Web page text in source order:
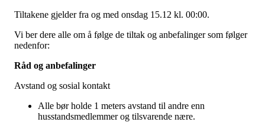
Tiltakene gjelder fra og med onsdag 15.12 kl. 00:00.
Vi ber dere alle om å følge de tiltak og anbefalinger som følger
nedenfor:
Råd og anbefalinger
Avstand og sosial kontakt
Alle bør holde 1 meters avstand til andre enn
husstandsmedlemmer og tilsvarende nære.